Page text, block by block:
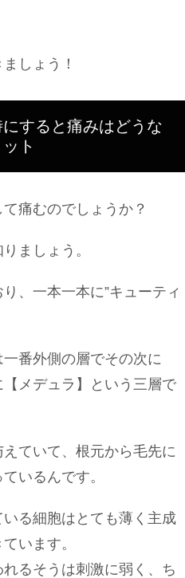
になってしまいやすい！？の真相
しょう！
すると痛みはどうな
ト
痛むのでしょうか？
ましょう。
、一本一本に”キューティ
番外側の層でその次に
【メデュラ】という三層で
ていて、根元から毛先に
いるんです。
る細胞はとても薄く主成
います。
るそうは刺激に弱く、ち